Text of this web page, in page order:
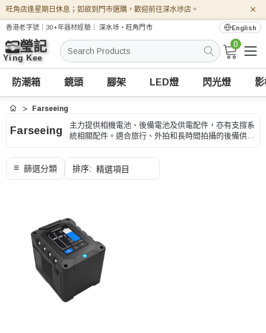
旺角店逢星期日休息；如欲到門市選購，歡迎前往深水埗店。 ×
香港老字號｜30+年器材經驗｜深水埗・旺角門市 English
搜
索
0
防潮箱 鏡頭 腳架 LED燈 閃光燈
首頁 Farseeing
Farseeing
主力提供相機電池、後備電池及供電配件，亦有支撐系
統相關配件。適合旅行、外拍和長時間拍攝的後備供
和用途核對。